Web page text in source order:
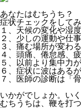
あなたはむちうち？
症状チェックをして
１、天候の変化や湿
２、少しの運動や仕
３、痛む場所が変わる
４、頭痛、倦怠感、
５、以前より集中力
６、症状に波はある
７、医師の診断は「
いかがでしょか。い
むちうちは、鞭を打